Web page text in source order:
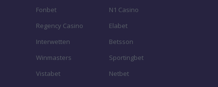
Fonbet
N1 Casino
Regency Casino
Elabet
Interwetten
Betsson
Winmasters
Sportingbet
Vistabet
Netbet